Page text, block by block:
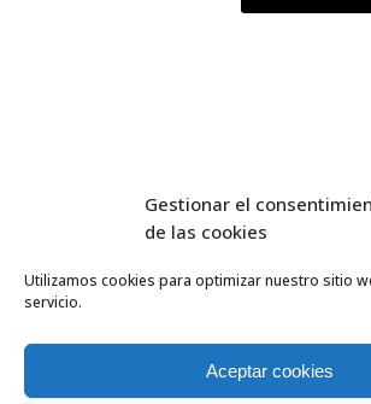
Gestionar el
de las cookies
Utilizamos cookies para optimizar nuestro sitio
servicio.
Aceptar cookies
INICIO
SERVICIOS
ESCUELA DE VUELO